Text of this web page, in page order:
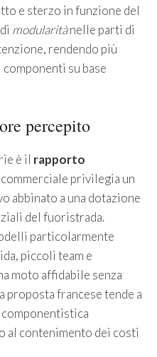
e sterzo in funzione del
modularitànelle parti di
rendendo più
su base
percepito
è il rapporto
privilegia un
abbinato a una dotazione
del fuoristrada.
particolarmente
piccoli team e
moto affidabile senza
proposta francese tende a
al contenimento dei costi